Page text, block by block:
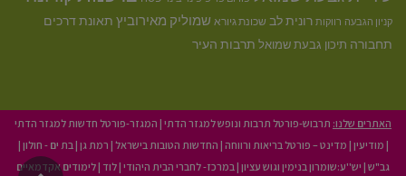
קניון הגבעה רווקות רונית לב שכונת גיורא שמוליק מאירוביץ תאונת דרכים
תחבורה תיכון גבעת שמואל תרבות העיר
האתרים שלנו: תרבוש-פורטל תרבות ונופש למגזר הדתי | המגזר-פורטל חדשות למגזר הדתי
| מודיעין | מדינט – פורטל בריאות ורווחה | החדשות הטובות בישראל | רמת גן |בת ים - חולון |
גב"ש | יש''ע:שומרון בנימין וגוש עציון |במרכז- לחברי הבית היהודי |לוד |לימודים אקדמאיים